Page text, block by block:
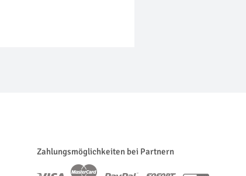
Zahlungsmöglichkeiten bei Partnern